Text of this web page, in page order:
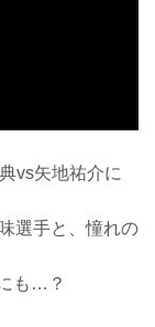
vs矢地祐介に
選手と、憧れの
も…？